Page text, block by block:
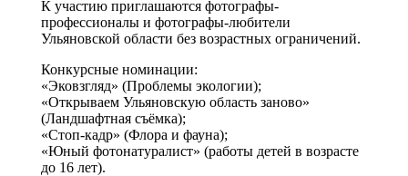
К участию приглашаются фотографы-
профессионалы и фотографы-любители
Ульяновской области без возрастных ограничений.
Конкурсные номинации:
«Эковзгляд» (Проблемы экологии);
«Открываем Ульяновскую область заново»
(Ландшафтная съёмка);
«Стоп-кадр» (Флора и фауна);
«Юный фотонатуралист» (работы детей в возрасте
до 16 лет).